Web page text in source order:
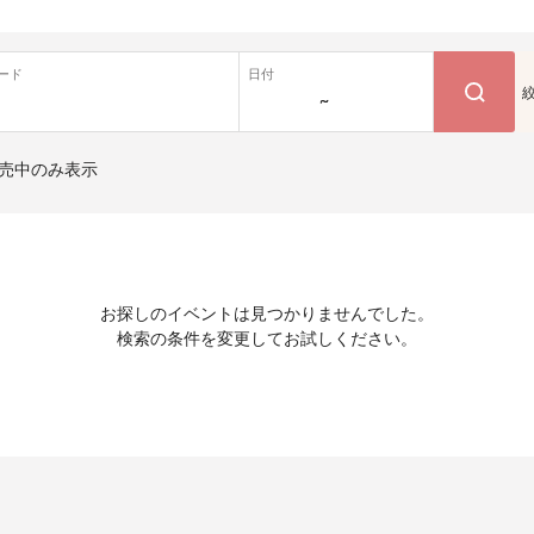
ド 日付
~
中のみ表示
お探しのイベントは見つかりませんでした。
検索の条件を変更してお試しください。